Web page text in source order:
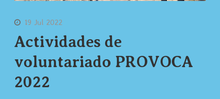
19 Jul 2022
Actividades de
voluntariado PROVOCA
2022